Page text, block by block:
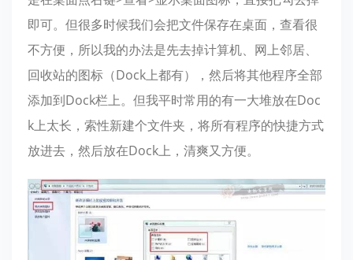
即可。但很多时候我们会把文件保存在桌面，查看很
不方便，所以我的办法是先去掉计算机、网上邻居、
回收站的图标（Dock上都有），然后将其他程序全部
添加到Dock栏上。但我平时常用的有一大堆放在Doc
k上太长，索性新建个文件夹，将所有程序的快捷方式
放进去，然后放在Dock上，清爽又方便。